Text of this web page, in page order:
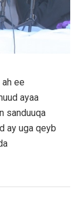
ee
ayaa
sanduuqa
ay uga qeyb